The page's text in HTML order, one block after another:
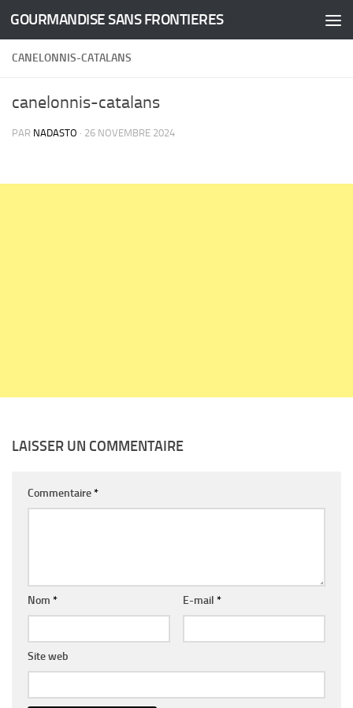
Skip to content
GOURMANDISE SANS FRONTIERES
CANELONNIS-CATALANS
canelonnis-catalans
PAR NADASTO · 26 NOVEMBRE 2024
LAISSER UN COMMENTAIRE
Commentaire*
Nom * E-mail *
Site web